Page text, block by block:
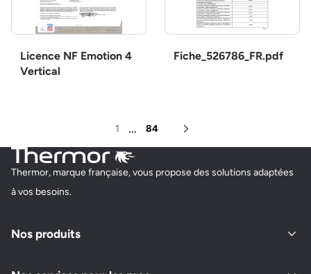
Licence NF Emotion 4
Vertical
Fiche_526786_FR.pdf
1 ... 84
Page suivante
Thermor, marque française, vous propose des solutions adaptées
à vos besoins.
Nos produits